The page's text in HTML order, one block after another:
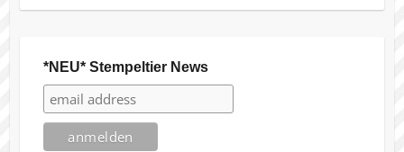
*NEU* Stempeltier News